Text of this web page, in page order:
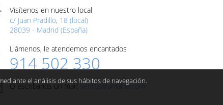
Visítenos en nuestro local
c/ Juan Pradillo, 18 (local)
28039 - Madrid (España)
Llámenos, le atendemos encantados
914 502 330
O escribanos un mail: ventas@amaina.com
el análisis de sus hábitos de navegación.